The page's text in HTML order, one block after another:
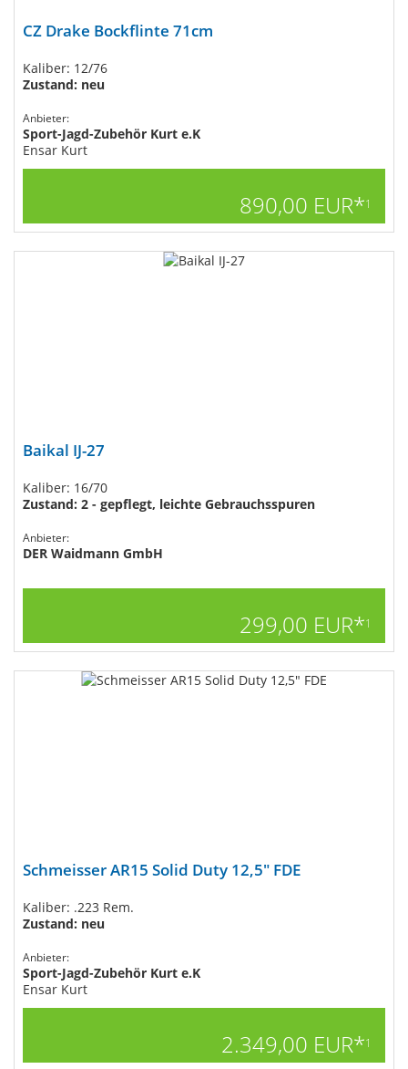
CZ Drake Bockflinte 71cm
Kaliber: 12/76
Zustand: neu
Anbieter:
Sport-Jagd-Zubehör Kurt e.K
Ensar Kurt
890,00 EUR*1
Baikal IJ-27
Kaliber: 16/70
Zustand: 2 - gepflegt, leichte Gebrauchsspuren
Anbieter:
DER Waidmann GmbH
299,00 EUR*1
Schmeisser AR15 Solid Duty 12,5" FDE
Kaliber: .223 Rem.
Zustand: neu
Anbieter:
Sport-Jagd-Zubehör Kurt e.K
Ensar Kurt
2.349,00 EUR*1